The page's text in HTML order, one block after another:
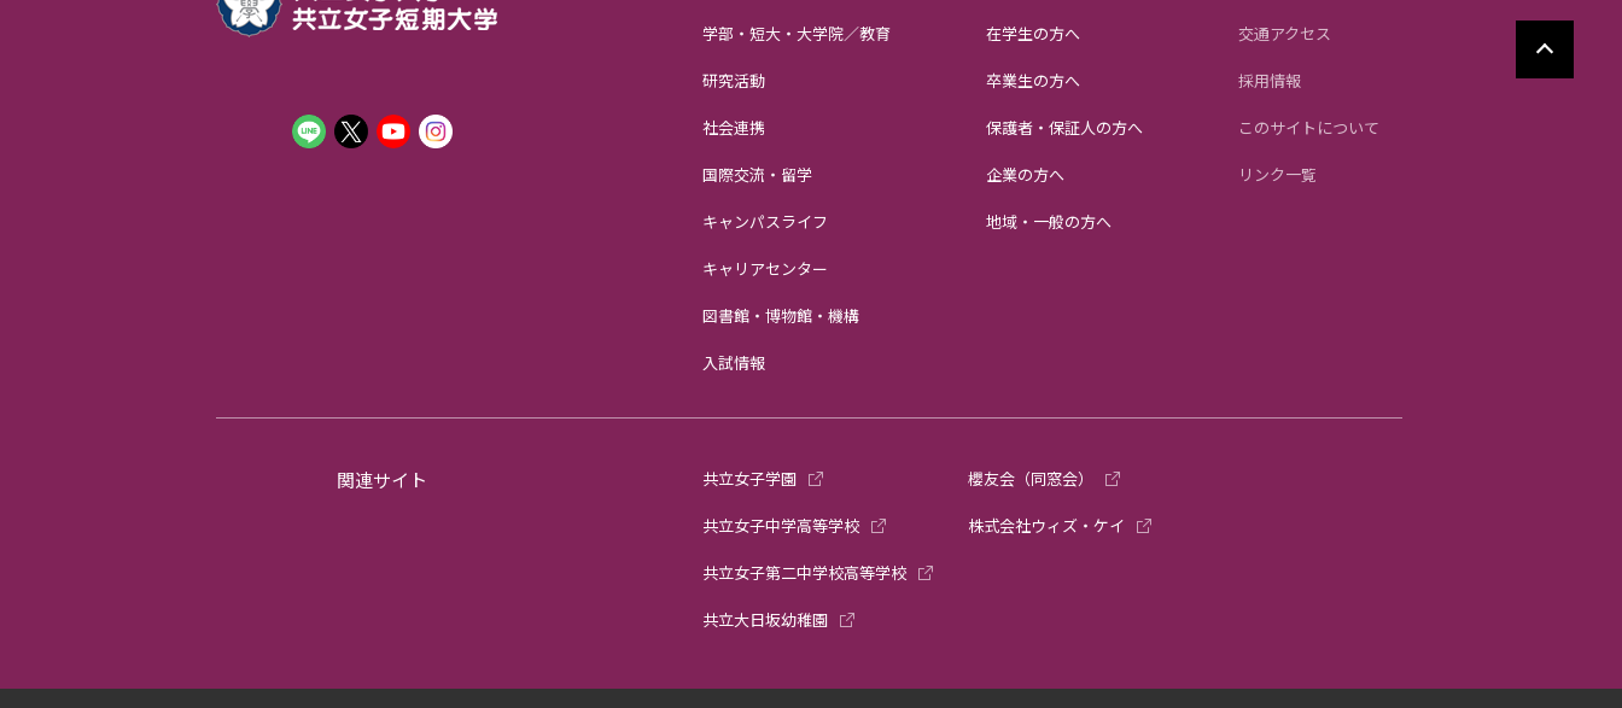
学部・短大・大学院／教育
研究活動
社会連携
国際交流・留学
キャンパスライフ
キャリアセンター
図書館・博物館・機構
入試情報
在学生の方へ
卒業生の方へ
保護者・保証人の方へ
企業の方へ
地域・一般の方へ
交通アクセス
採用情報
このサイトについて
リンク一覧
関連サイト 共立女子学園
共立女子中学高等学校
共立女子第二中学校高等学校
共立大日坂幼稚園
櫻友会（同窓会）
株式会社ウィズ・ケイ